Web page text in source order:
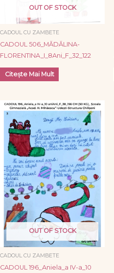
OUT OF STOCK
CADOUL CU ZAMBETE
CADOUL 506_MĂDĂLINA-
FLORENTINA_I_8Ani_F_32_122
Citește Mai Mult
OUT OF STOCK
CADOUL CU ZAMBETE
CADOUL 196_Aniela_a IV-a_10